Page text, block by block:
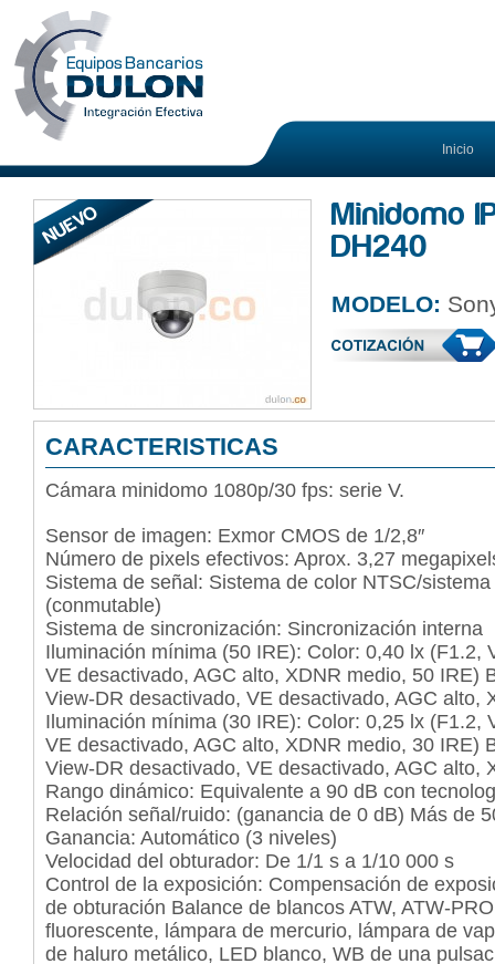
Inicio
Minidomo
DH240
MODELO:
CARACTERISTICAS
Cámara minidomo 1080p/30 fps: serie V.
Sensor de imagen: Exmor CMOS de 1/2,8″
Número de pixels efectivos: Aprox. 3,27
Sistema de señal: Sistema de color NTSC/
(conmutable)
Sistema de sincronización: Sincronización interna
Iluminación mínima (50 IRE): Color: 0,40 lx (F1.2,
VE desactivado, AGC alto, XDNR medio, 50 IRE)
View-DR desactivado, VE desactivado, AGC alto,
Iluminación mínima (30 IRE): Color: 0,25 lx (F1.2,
VE desactivado, AGC alto, XDNR medio, 30 IRE)
View-DR desactivado, VE desactivado, AGC alto,
Rango dinámico: Equivalente a 90 dB con
Relación señal/ruido: (ganancia de 0 dB) Más de
Ganancia: Automático (3 niveles)
Velocidad del obturador: De 1/1 s a 1/10 000 s
Control de la exposición: Compensación de
de obturación Balance de blancos ATW, ATW-
fluorescente, lámpara de mercurio, lámpara de
de haluro metálico, LED blanco, WB de una